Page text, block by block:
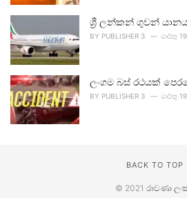
ශ්‍රී ලන්කන් ගුවන්
BY PUBLISHER 3 මාර්තු
ලංගම බස් රථයක්
BY PUBLISHER 3 මාර්තු
BACK TO TOP
© 2021 රාවණා